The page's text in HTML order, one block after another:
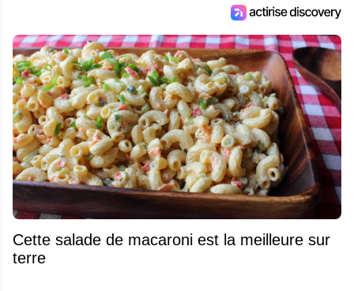
Cette salade de macaroni est la meilleure sur
terre